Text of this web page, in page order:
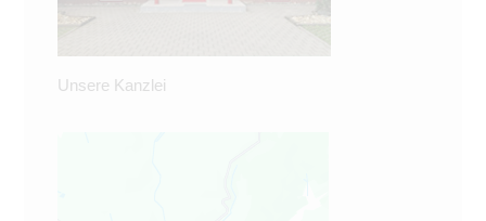
Unsere Kanzlei